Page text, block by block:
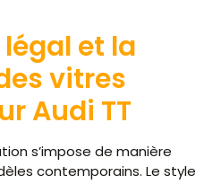
et la
vitres
Audi TT
s’impose de manière
contemporains. Le style